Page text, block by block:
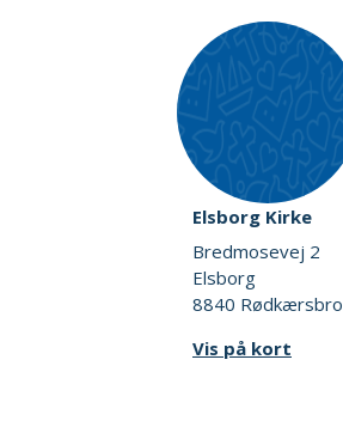
Elsborg Kirke
Bredmosevej 2
Elsborg
8840 Rødkærsbro
Vis på kort